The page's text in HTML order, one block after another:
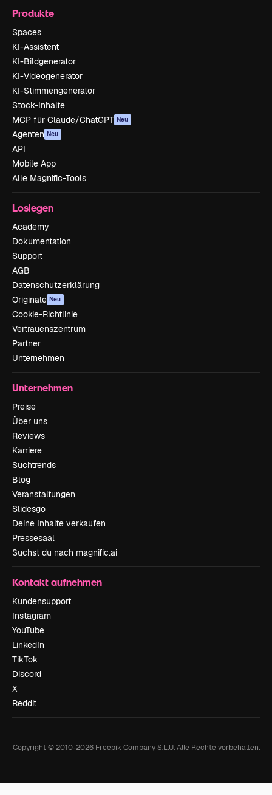
Produkte
Spaces
KI-Assistent
KI-Bildgenerator
KI-Videogenerator
KI-Stimmengenerator
Stock-Inhalte
MCP für Claude/ChatGPT Neu
Agenten Neu
API
Mobile App
Alle Magnific-Tools
Loslegen
Academy
Dokumentation
Support
AGB
Datenschutzerklärung
Originale Neu
Cookie-Richtlinie
Vertrauenszentrum
Partner
Unternehmen
Unternehmen
Preise
Über uns
Reviews
Karriere
Suchtrends
Blog
Veranstaltungen
Slidesgo
Deine Inhalte verkaufen
Pressesaal
Suchst du nach magnific.ai
Kontakt aufnehmen
Kundensupport
Instagram
YouTube
LinkedIn
TikTok
Discord
X
Reddit
Copyright © 2010-2026Freepik Company S.L.U. Alle Rechte vorbehalten.